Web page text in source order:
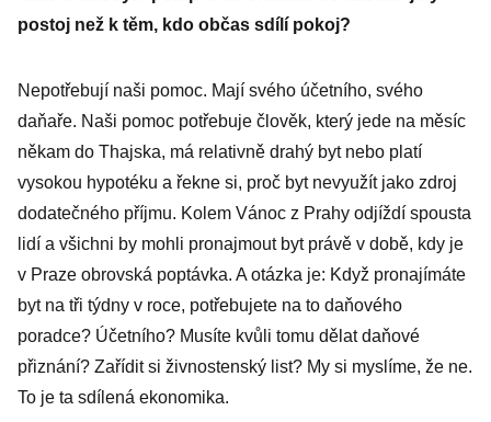
postoj než k těm, kdo občas sdílí pokoj?
Nepotřebují naši pomoc. Mají svého účetního, svého
daňaře. Naši pomoc potřebuje člověk, který jede na měsíc
někam do Thajska, má relativně drahý byt nebo platí
vysokou hypotéku a řekne si, proč byt nevyužít jako zdroj
dodatečného příjmu. Kolem Vánoc z Prahy odjíždí spousta
lidí a všichni by mohli pronajmout byt právě v době, kdy je
v Praze obrovská poptávka. A otázka je: Když pronajímáte
byt na tři týdny v roce, potřebujete na to daňového
poradce? Účetního? Musíte kvůli tomu dělat daňové
přiznání? Zařídit si živnostenský list? My si myslíme, že ne.
To je ta sdílená ekonomika.